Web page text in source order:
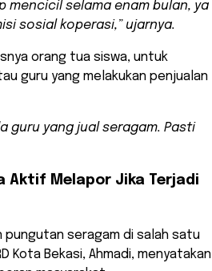
mencicil selama enam bulan, ya
sosial koperasi,” ujarnya.
orang tua siswa, untuk
guru yang melakukan penjualan
guru yang jual seragam. Pasti
Aktif Melapor Jika Terjadi
pungutan seragam di salah satu
Kota Bekasi, Ahmadi, menyatakan